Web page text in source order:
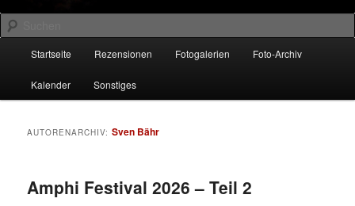
Suchen
Startseite Rezensionen Fotogalerien Foto-Archiv
Kalender Sonstiges
AUTORENARCHIV:Sven Bähr
Amphi Festival 2026 – Teil 2